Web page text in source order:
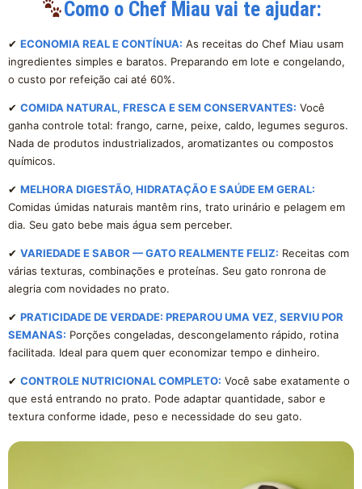
Como o Chef Miau vai te ajudar:
✔ ECONOMIA REAL E CONTÍNUA: As receitas do Chef Miau usam
ingredientes simples e baratos. Preparando em lote e congelando,
o custo por refeição cai até 60%.
✔ COMIDA NATURAL, FRESCA E SEM CONSERVANTES: Você
ganha controle total: frango, carne, peixe, caldo, legumes seguros.
Nada de produtos industrializados, aromatizantes ou compostos
químicos.
✔ MELHORA DIGESTÃO, HIDRATAÇÃO E SAÚDE EM GERAL:
Comidas úmidas naturais mantêm rins, trato urinário e pelagem em
dia. Seu gato bebe mais água sem perceber.
✔ VARIEDADE E SABOR — GATO REALMENTE FELIZ: Receitas com
várias texturas, combinações e proteínas. Seu gato ronrona de
alegria com novidades no prato.
✔ PRATICIDADE DE VERDADE: PREPAROU UMA VEZ, SERVIU POR
SEMANAS: Porções congeladas, descongelamento rápido, rotina
facilitada. Ideal para quem quer economizar tempo e dinheiro.
✔ CONTROLE NUTRICIONAL COMPLETO: Você sabe exatamente o
que está entrando no prato. Pode adaptar quantidade, sabor e
textura conforme idade, peso e necessidade do seu gato.